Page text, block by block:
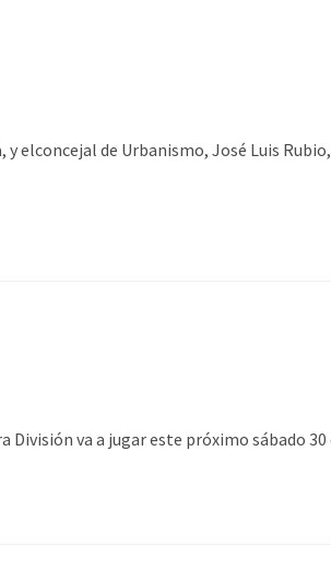
y elconcejal de Urbanismo, José Luis
División va a jugar este próximo sábado